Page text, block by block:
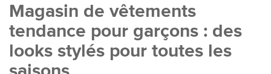
Magasin de vêtements
tendance pour garçons : des
looks stylés pour toutes les